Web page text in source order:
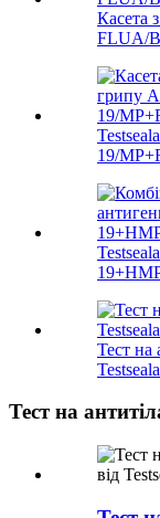
Касета
FLUA/
19/
Тест на
Тест на